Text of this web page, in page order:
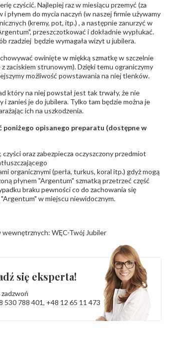
czyścić. Najlepiej raz w miesiącu przemyć (za
płynem do mycia naczyń (w naszej firmie używamy
(kremy, pot, itp.) , a następnie zanurzyć w
przeszczotkować i dokładnie wypłukać.
rzadziej będzie wymagała wizyt u jubilera.
owinięte w miękką szmatkę w szczelnie
zaciskiem strunowym). Dzięki temu ograniczymy
możliwość powstawania na niej tlenków.
który na niej powstał jest tak trwały, że nie
zanieś je do jubilera. Tylko tam będzie można je
ich na uszkodzenia.
poniżego opisanego preparatu (dostępne w
oraz zabezpiecza oczyszczony przedmiot
organicznymi (perła, turkus, koral itp.) gdyż mogą
płynem "Argentum" szmatką przetrzeć część
braku pewności co do zachowania się
"Argentum" w miejscu niewidocznym.
WĘC-Twój Jubiler
się eksperta!
530 788 401, +48 12 65 11 473